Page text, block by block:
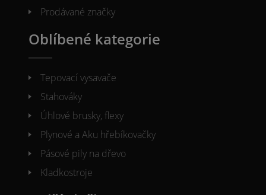
Prodávané značky
Oblíbené kategorie
Tepovací vysavače
Stahováky
Úhlové brusky, flexy
Plynové a Aku hřebíkovačky
Pásové pily na dřevo
Kladkostroje